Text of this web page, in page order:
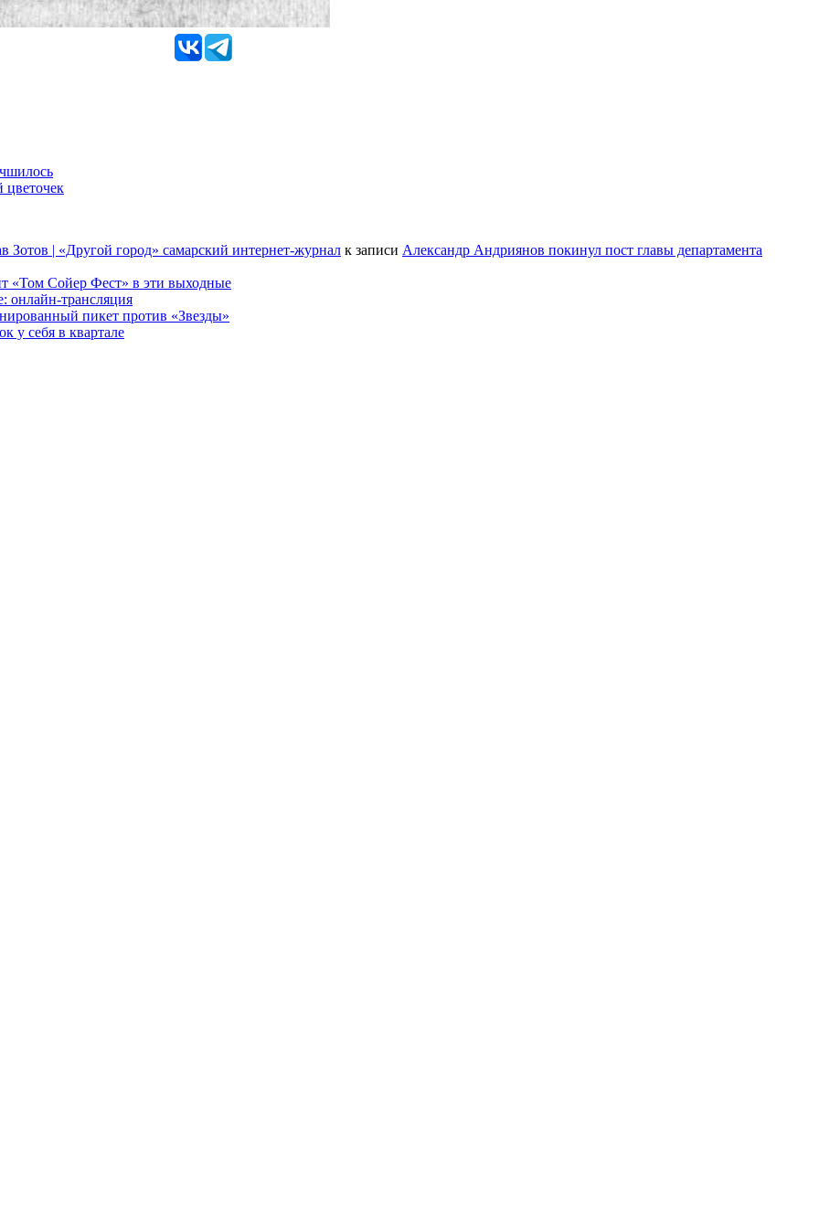
цветочек
Зотов | «Другой город» самарский интернет-журнал к записи Александр Андриянов покинул пост главы департамента
«Том Сойер Фест» в эти выходные
онлайн-трансляция
пикет против «Звезды»
у себя в квартале